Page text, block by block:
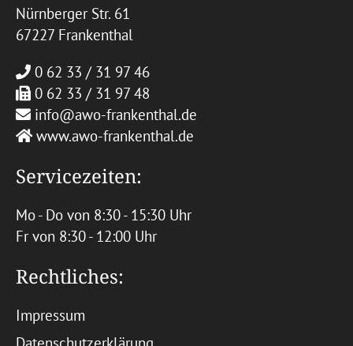
Nürnberger Str. 61
67227 Frankenthal
0 62 33 / 31 97 46
0 62 33 / 31 97 48
info@awo-frankenthal.de
www.awo-frankenthal.de
Servicezeiten:
Mo - Do von 8:30 - 15:30 Uhr
Fr von 8:30 - 12:00 Uhr
Rechtliches:
Impressum